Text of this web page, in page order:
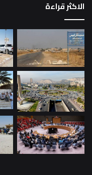
الاكثر قراءة